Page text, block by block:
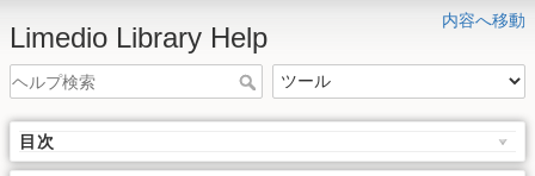
内容へ移動
Limedio Library Help
目次